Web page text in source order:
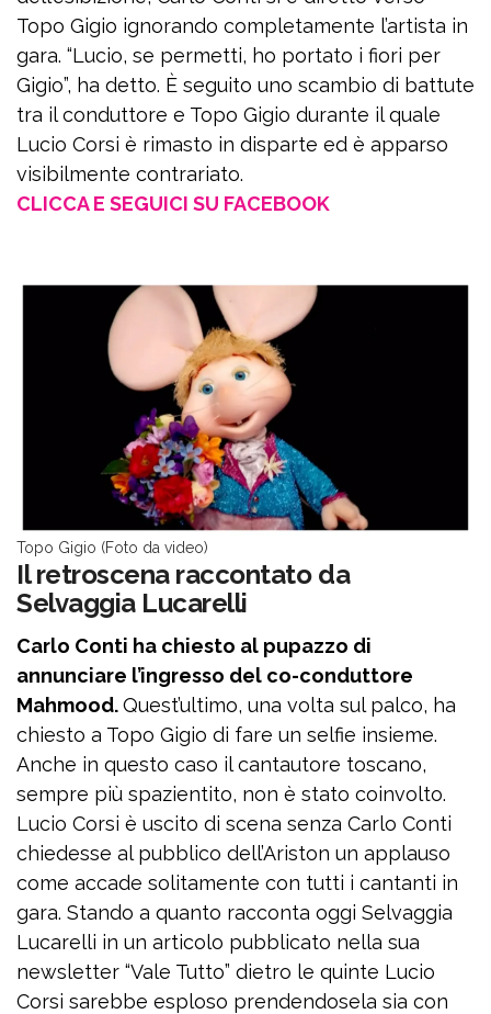
Topo Gigio ignorando completamente l’artista in
gara. “Lucio, se permetti, ho portato i fiori per
Gigio”, ha detto. È seguito uno scambio di battute
tra il conduttore e Topo Gigio durante il quale
Lucio Corsi è rimasto in disparte ed è apparso
visibilmente contrariato.
CLICCA E SEGUICI SU FACEBOOK
Topo Gigio (Foto da video)
Il retroscena raccontato da
Selvaggia Lucarelli
Carlo Conti ha chiesto al pupazzo di
annunciare l’ingresso del co-conduttore
Mahmood.Quest’ultimo, una volta sul palco, ha
chiesto a Topo Gigio di fare un selfie insieme.
Anche in questo caso il cantautore toscano,
sempre più spazientito, non è stato coinvolto.
Lucio Corsi è uscito di scena senza Carlo Conti
chiedesse al pubblico dell’Ariston un applauso
come accade solitamente con tutti i cantanti in
gara. Stando a quanto racconta oggi Selvaggia
Lucarelli in un articolo pubblicato nella sua
newsletter “Vale Tutto” dietro le quinte Lucio
Corsi sarebbe esploso prendendosela sia con